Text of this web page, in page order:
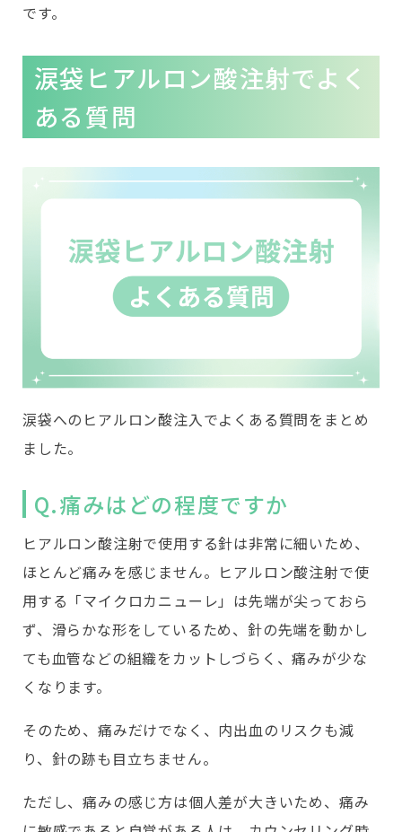
です。
涙袋ヒアルロン酸注射でよく
ある質問
涙袋へのヒアルロン酸注入でよくある質問をまとめ
ました。
Q.痛みはどの程度ですか
ヒアルロン酸注射で使用する針は非常に細いため、
ほとんど痛みを感じません。ヒアルロン酸注射で使
用する「マイクロカニューレ」は先端が尖っておら
ず、滑らかな形をしているため、針の先端を動かし
ても血管などの組織をカットしづらく、痛みが少な
くなります。
そのため、痛みだけでなく、内出血のリスクも減
り、針の跡も目立ちません。
ただし、痛みの感じ方は個人差が大きいため、痛み